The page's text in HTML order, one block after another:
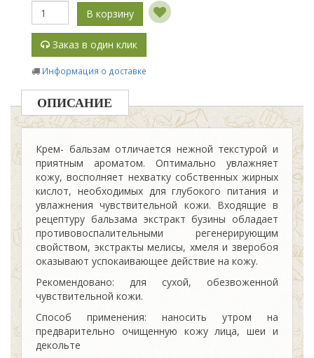
В корзину
Заказ в один клик
Информация о доставке
ОПИСАНИЕ
Крем- бальзам отличается нежной текстурой и
приятным ароматом. Оптимально увлажняет
кожу, восполняет нехватку собственных жирных
кислот, необходимых для глубокого питания и
увлажнения чувствительной кожи. Входящие в
рецептуру бальзама экстракт бузины обладает
противовоспалительными регенерирующим
свойством, экстракты мелисы, хмеля и зверобоя
оказывают успокаивающее действие на кожу.
Рекомендовано: для сухой, обезвоженной
чувствительной кожи.
Способ применения: наносить утром на
предварительно очищенную кожу лица, шеи и
декольте